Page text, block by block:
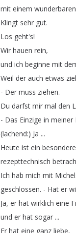
mit einem wunderbaren
Klingt sehr gut.
Los geht's!
Wir hauen rein,
und ich beginne mit
Weil der auch etwas
- Der muss ziehen.
Du darfst mir mal den
- Das Einzige in meiner
(lachend:) Ja ...
Heute ist ein
rezepttechnisch
Ich hab mich mit
geschlossen. - Hat er
Ja, er hat wirklich eine
und er hat sogar ...
Er hat eine ganz liebe,